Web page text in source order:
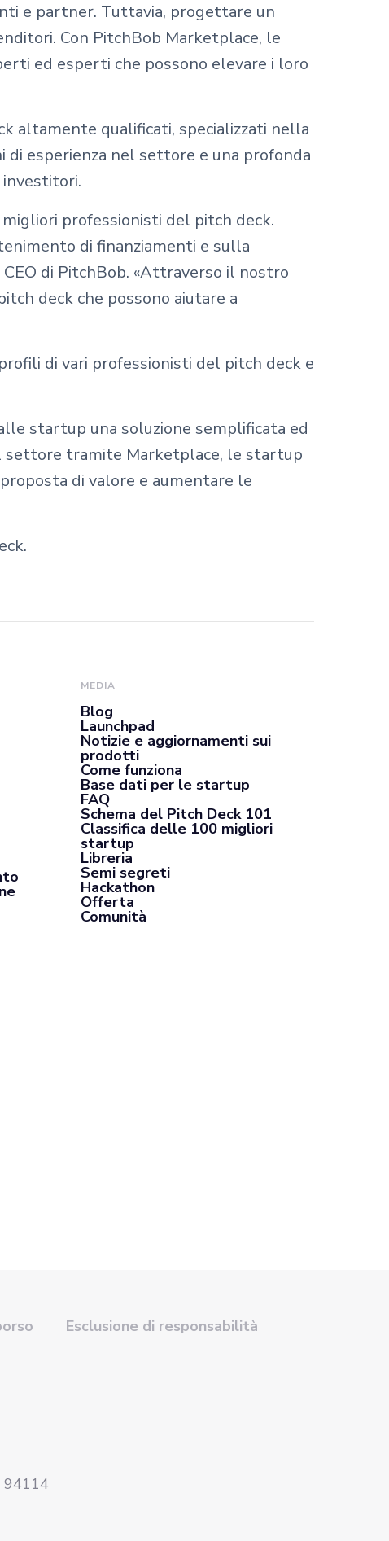
e partner. Tuttavia, progettare un
Con PitchBob Marketplace, le
ed esperti che possono elevare i loro
altamente qualificati, specializzati nella
di esperienza nel settore e una profonda
professionisti del pitch deck.
di finanziamenti e sulla
di PitchBob. «Attraverso il nostro
deck che possono aiutare a
di vari professionisti del pitch deck e
startup una soluzione semplificata ed
settore tramite Marketplace, le startup
di valore e aumentare le
MEDIA
Blog
Launchpad
Notizie e aggiornamenti sui
prodotti
Come funziona
Base dati per le startup
FAQ
Schema del Pitch Deck 101
Classifica delle 100 migliori
startup
Libreria
Semi segreti
Hackathon
Offerta
Comunità
Esclusione di responsabilità
94114